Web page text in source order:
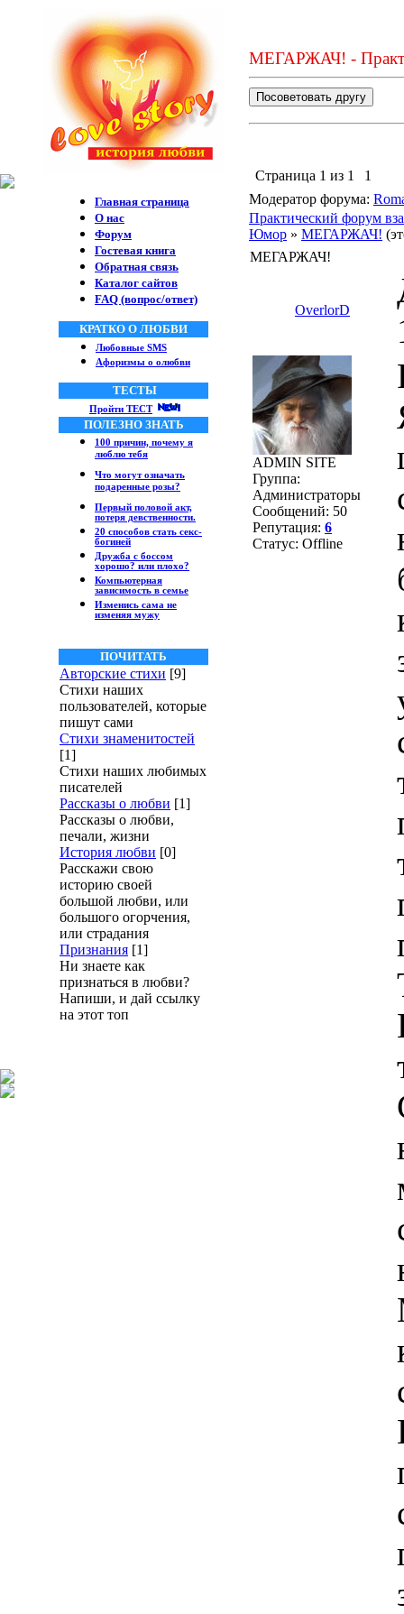
Главная страница
О нас
Форум
Гостевая книга
Обратная связь
Каталог сайтов
FAQ (вопрос/ответ)
КРАТКО О ЛЮБВИ
Любовные SMS
Афоризмы о олюбви
ТЕСТЫ
Пройти ТЕСТ
ПОЛЕЗНО ЗНАТЬ
100 причин, почему я
люблю тебя
Что могут означать
подаренные розы?
Первый половой акт,
потеря девственности.
20 способов стать секс-
богиней
Дружба с боссом
хорошо? или плохо?
Компьютерная
зависимость в семье
Изменись сама не
изменяя мужу
ПОЧИТАТЬ
Авторские стихи [9]
Стихи наших
пользователей, которые
пишут сами
Стихи знаменитостей
[1]
Стихи наших любимых
писателей
Рассказы о любви [1]
Рассказы о любви,
печали, жизни
История любви [0]
Расскажи свою
историю своей
большой любви, или
большого огорчения,
или страдания
Признания [1]
Ни знаете как
признаться в любви?
Напиши, и дай ссылку
на этот топ
МЕГАРЖАЧ! -
Страница 1 из 1
1
Модератор форума:
Практический форум
Юмор » МЕГАРЖАЧ!
МЕГАРЖАЧ!
OverlorD
ADMIN SITE
Группа:
Администраторы
Сообщений: 50
Репутация: 6
Статус: Offline